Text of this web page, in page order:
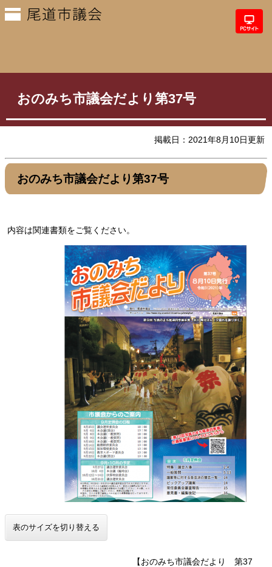
おのみち市議会だより第37号
掲載日：2021年8月10日更新
おのみち市議会だより第37号
内容は関連書類をご覧ください。
表のサイズを切り替える
【おのみち市議会だより 第37